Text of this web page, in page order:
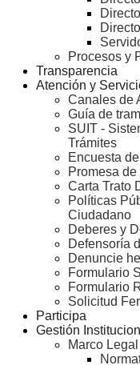
Procesos y
Transparencia
Atención y
Canales de
Guía de
SUIT -
Trámites
Encuesta
Promesa
Carta Trato
Políticas
Ciudadano
Deberes y
Defensoría
Denuncie
Formulario
Formulario
Solicitud
Participa
Gestión
Marco Legal